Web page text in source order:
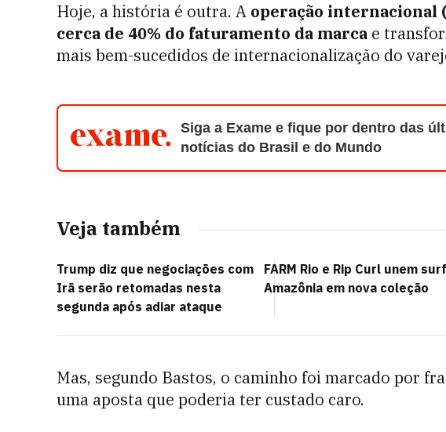
Hoje, a história é outra. A operação internacional
cerca de 40% do faturamento da marca e
mais bem-sucedidos de internacionalização do
Siga a Exame e fique por dentro das
notícias do Brasil e do Mundo
Veja também
Trump diz que negociações com
Irã serão retomadas nesta
segunda após adiar ataque
FARM Rio e Rip Curl unem
Amazônia em nova coleção
Mas, segundo Bastos, o caminho foi marcado por
uma aposta que poderia ter custado caro.